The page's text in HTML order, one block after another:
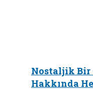
Nostaljik Bir
Hakkında